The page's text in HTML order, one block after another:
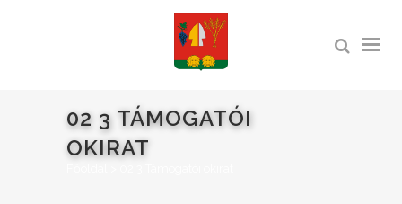
02 3 TÁMOGATÓI
OKIRAT